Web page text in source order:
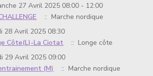
27 Avril 2025 08:00 - 12:00
:: Marche nordique
28 Avril 2025 08:30
Côte(L)-La Ciotat
:: Longe côte
29 Avril 2025 09:00
(M)
:: Marche nordique